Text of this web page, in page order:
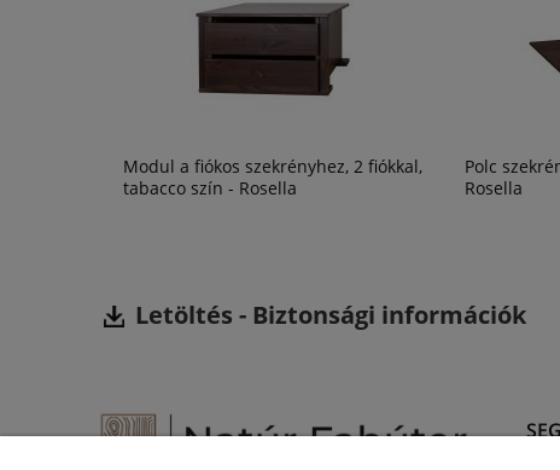
Modul a fiókos szekrényhez, 2 fiókkal,
tabacco szín - Rosella
Polc
Rosella
Letöltés - Biztonsági információk